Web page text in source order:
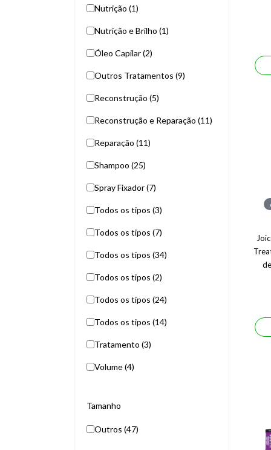
Nutrição (1)
Nutrição e Brilho (1)
Óleo Capilar (2)
Outros Tratamentos (9)
Reconstrução (5)
Reconstrução e Reparação (11)
Reparação (11)
Shampoo (25)
Spray Fixador (7)
Todos os tipos (3)
Todos os tipos (7)
Todos os tipos (34)
Todos os tipos (2)
Todos os tipos (24)
Todos os tipos (14)
Tratamento (3)
Volume (4)
Tamanho
Outros (47)